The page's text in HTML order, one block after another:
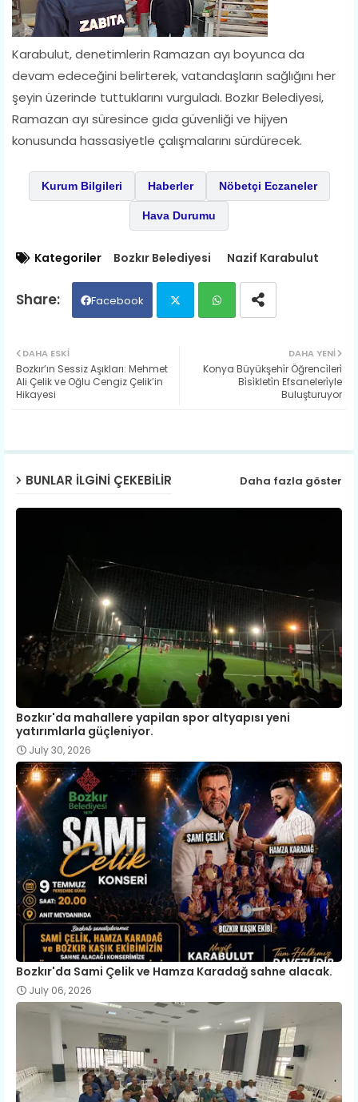
Karabulut, denetimlerin Ramazan ayı boyunca da
devam edeceğini belirterek, vatandaşların sağlığını her
şeyin üzerinde tuttuklarını vurguladı. Bozkır Belediyesi,
Ramazan ayı süresince gıda güvenliği ve hijyen
konusunda hassasiyetle çalışmalarını sürdürecek.
Kurum Bilgileri Haberler Nöbetçi Eczaneler
Hava Durumu
Kategoriler Bozkır Belediyesi Nazif Karabulut
Facebook
ats
DAHA YENI
Konya Büyükşehi̇r Öğrenci̇leri̇
Bi̇si̇kleti̇n Efsaneleri̇yle
Buluşturuyor
DAHA ESKI
Bozkır’ın Sessiz Aşıkları: Mehmet
Ali Çelik ve Oğlu Cengiz Çelik’in
Hikayesi
BUNLAR ILGINI ÇEKEBILIR Daha fazla göster
Bozkır'da mahallere yapilan spor altyapısı yeni
yatırımlarla güçleniyor.
July 30, 2026
Bozkır'da Sami Çelik ve Hamza Karadağ sahne alacak.
July 06, 2026